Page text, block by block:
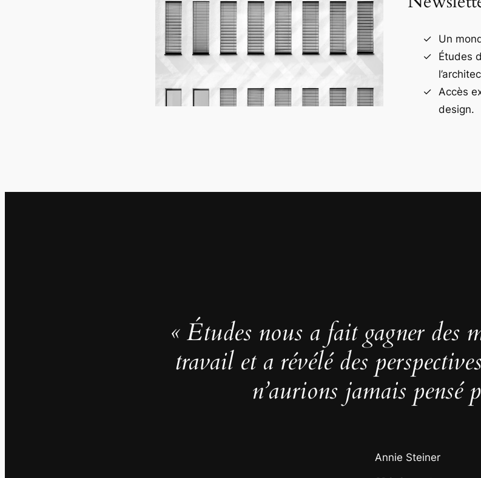
Un
Études
Accès
design.
« Études nous a fait gagner des
travail et a révélé des
n’aurions jamais pensé
Annie Steiner